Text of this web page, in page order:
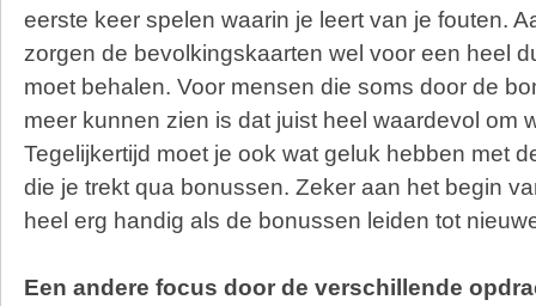
eerste keer spelen waarin je leert van je fouten.
zorgen de bevolkingskaarten wel voor een heel
moet behalen. Voor mensen die soms door de
meer kunnen zien is dat juist heel waardevol om
Tegelijkertijd moet je ook wat geluk hebben met
die je trekt qua bonussen. Zeker aan het begin
heel erg handig als de bonussen leiden tot
Een andere focus door de verschillende